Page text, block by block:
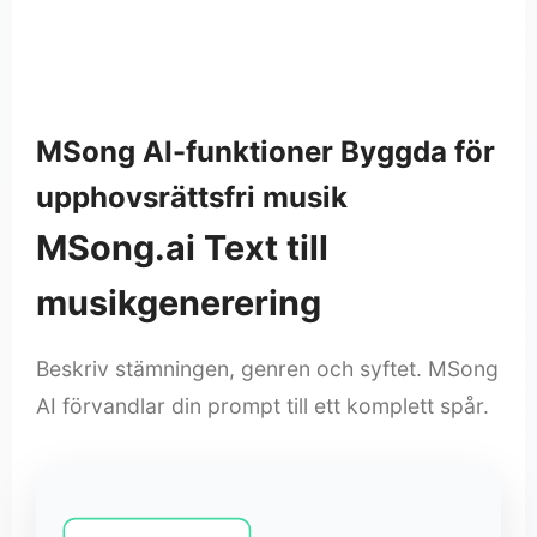
MSong AI-funktioner Byggda för
upphovsrättsfri musik
MSong.ai Text till
musikgenerering
Beskriv stämningen, genren och syftet. MSong
AI förvandlar din prompt till ett komplett spår.